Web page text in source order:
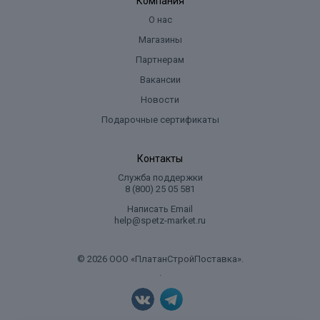
О нас
Магазины
Партнерам
Вакансии
Новости
Подарочные сертификаты
Контакты
Служба поддержки
8 (800) 25 05 581
Написать Email
help@spetz-market.ru
© 2026 ООО «ПлатанСтройПоставка».
.